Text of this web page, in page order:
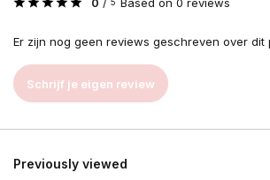
5
Er zijn nog geen reviews geschreven over dit
Schrijf je eigen review
Previously viewed